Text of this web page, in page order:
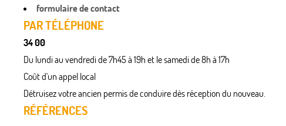
formulaire de contact
PAR TÉLÉPHONE
34 00
Du lundi au vendredi de 7h45 à 19h et le samedi de 8h à 17h
Coût d'un appel local
Détruisez votre ancien permis de conduire dès réception du nouveau.
RÉFÉRENCES